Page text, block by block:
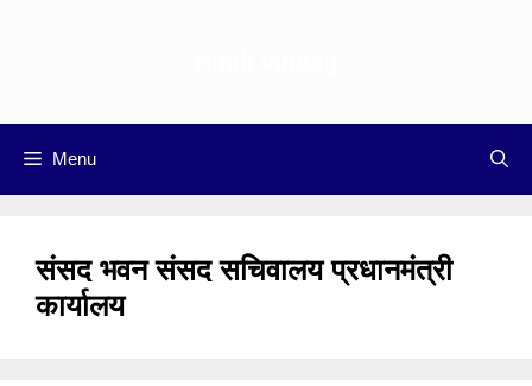
Menu
संसद भवन संसद सचिवालय प्रधानमंत्री
कार्यालय